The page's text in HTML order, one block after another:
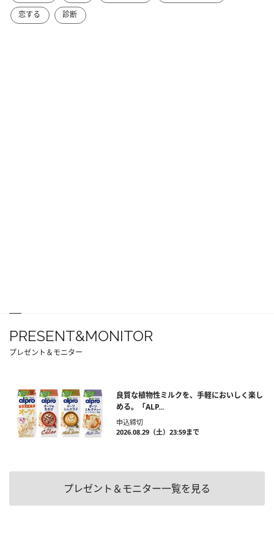
恋する
診断
PRESENT&MONITOR
プレゼント＆モニター
良質な植物性ミルクを、手軽においしく楽し
める。「ALP...
申込締切
2026.08.29（土）23:59まで
プレゼント＆モニター一覧を見る